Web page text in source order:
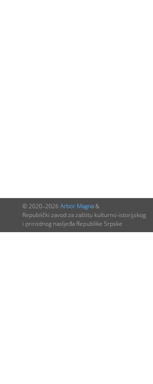
© 2020–2026 Arbor Magna&
Republički zavod za zaštitu kulturno-istorijskog
i prirodnog nasljeđa Republike Srpske